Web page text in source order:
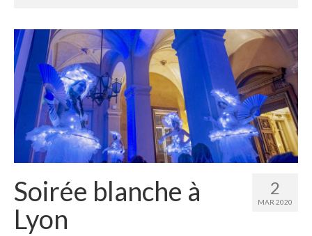
Les Chromatix, spécial Carnaval
Contact
Professionnels/Event managers
Les Danseuses Bulles
2
MAR 2020
Soirée blanche à
Lyon